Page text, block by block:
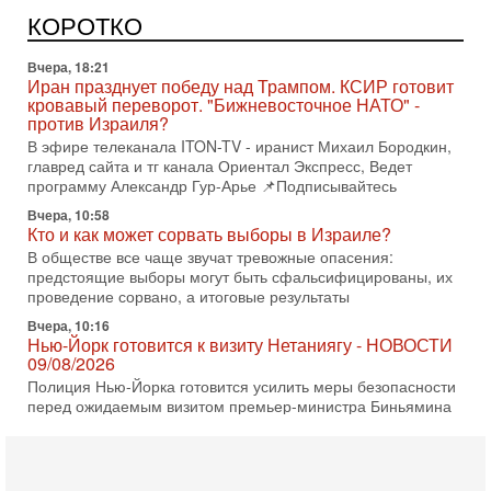
КОРОТКО
Иран празднует победу над Трампом. КСИР готовит
кровавый переворот. "Бижневосточное НАТО" -
против Израиля?
В эфире телеканала ITON-TV - иранист Михаил Бородкин,
главред сайта и тг канала Ориентал Экспресс, Ведет
программу Александр Гур-Арье 📌Подписывайтесь
Вчера, 10:58
Кто и как может сорвать выборы в Израиле?
В обществе все чаще звучат тревожные опасения:
предстоящие выборы могут быть сфальсифицированы, их
проведение сорвано, а итоговые результаты
Вчера, 10:16
Нью-Йорк готовится к визиту Нетаниягу - НОВОСТИ
09/08/2026
Полиция Нью-Йорка готовится усилить меры безопасности
перед ожидаемым визитом премьер-министра Биньямина
Нетаниягу на Генассамблею ООН в сентябре. По
8-08-2026, 16:56
Еврейский кандидат в арабской партии — зачем?